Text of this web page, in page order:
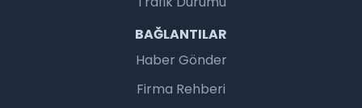
BAĞLANTILAR
Haber Gönder
Firma Rehberi